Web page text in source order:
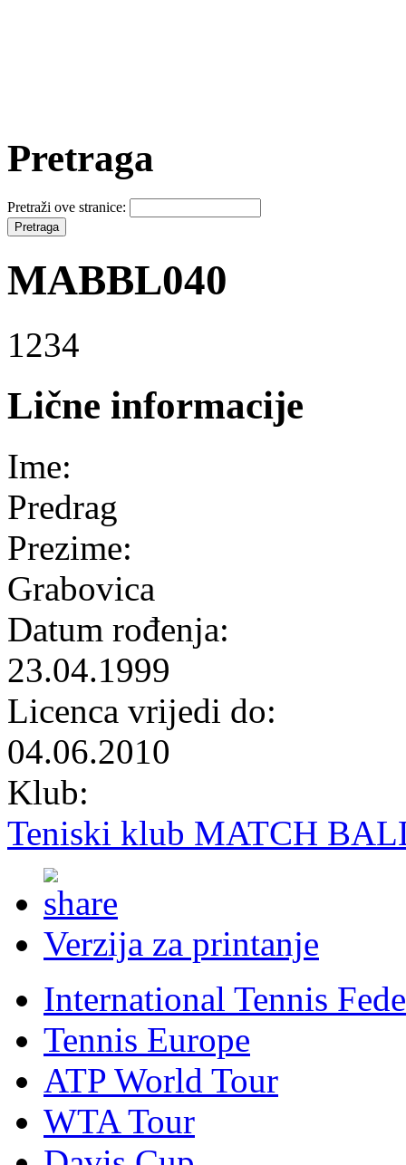
Pretraga
Pretraži ove stranice:
MABBL040
1234
Lične informacije
Ime:
Predrag
Prezime:
Grabovica
Datum rođenja:
23.04.1999
Licenca vrijedi do:
04.06.2010
Klub:
Teniski klub MATCH
Verzija za printanje
International Tennis
Tennis Europe
ATP World Tour
WTA Tour